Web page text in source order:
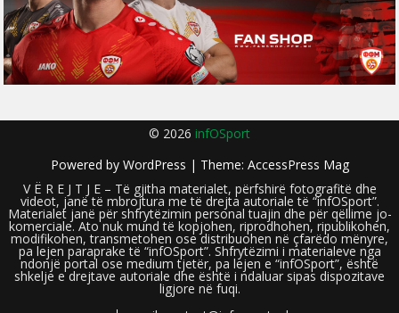
© 2026 infOSport
Powered by WordPress | Theme: AccessPress Mag
V Ë R E J T J E – Të gjitha materialet, përfshirë fotografitë dhe
videot, janë të mbrojtura me të drejta autoriale të “infOSport”.
Materialet janë për shfrytëzimin personal tuajin dhe për qëllime jo-
komerciale. Ato nuk mund të kopjohen, riprodhohen, ripublikohen,
modifikohen, transmetohen ose distribuohen në çfarëdo mënyre,
pa lejen paraprake të “infOSport”. Shfrytëzimi i materialeve nga
ndonjë portal ose medium tjetër, pa lejen e “infOSport”, është
shkelje e drejtave autoriale dhe është i ndaluar sipas dispozitave
ligjore në fuqi.